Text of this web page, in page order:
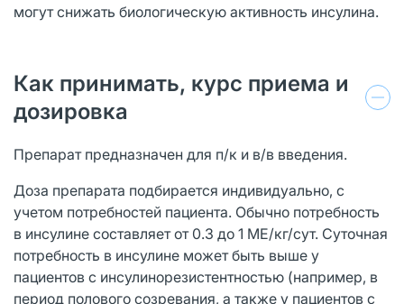
могут снижать биологическую активность инсулина.
Как принимать, курс приема и
дозировка
Препарат предназначен для п/к и в/в введения.
Доза препарата подбирается индивидуально, с
учетом потребностей пациента. Обычно потребность
в инсулине составляет от 0.3 до 1 МЕ/кг/сут. Суточная
потребность в инсулине может быть выше у
пациентов с инсулинорезистентностью (например, в
период полового созревания, а также у пациентов с